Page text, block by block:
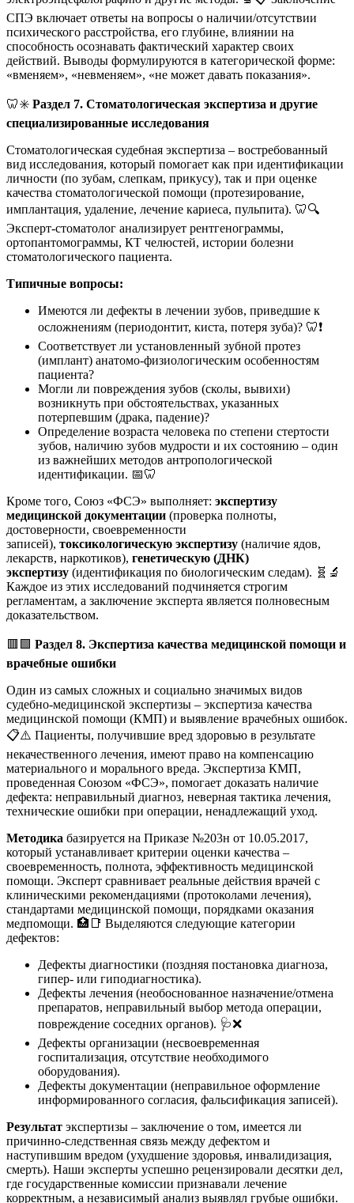
СПЭ включает ответы на вопросы о наличии/отсутствии
психического расстройства, его глубине, влиянии на
способность осознавать фактический характер своих
действий. Выводы формулируются в категорической форме:
«вменяем», «невменяем», «не может давать показания».
🦷✳️ Раздел 7. Стоматологическая экспертиза и другие
специализированные исследования
Стоматологическая судебная экспертиза – востребованный
вид исследования, который помогает как при идентификации
личности (по зубам, слепкам, прикусу), так и при оценке
качества стоматологической помощи (протезирование,
имплантация, удаление, лечение кариеса, пульпита). 🦷🔍
Эксперт-стоматолог анализирует рентгенограммы,
ортопантомограммы, КТ челюстей, истории болезни
стоматологического пациента.
Типичные вопросы:
Имеются ли дефекты в лечении зубов, приведшие к
осложнениям (периодонтит, киста, потеря зуба)? 🦷❗
Соответствует ли установленный зубной протез
(имплант) анатомо-физиологическим особенностям
пациента?
Могли ли повреждения зубов (сколы, вывихи)
возникнуть при обстоятельствах, указанных
потерпевшим (драка, падение)?
Определение возраста человека по степени стертости
зубов, наличию зубов мудрости и их состоянию – один
из важнейших методов антропологической
идентификации. 📅🦷
Кроме того, Союз «ФСЭ» выполняет: экспертизу
медицинской документации (проверка полноты,
достоверности, своевременности
записей), токсикологическую экспертизу (наличие ядов,
лекарств, наркотиков), генетическую (ДНК)
экспертизу (идентификация по биологическим следам). 🧬🔬
Каждое из этих исследований подчиняется строгим
регламентам, а заключение эксперта является полновесным
доказательством.
🟥🟩 Раздел 8. Экспертиза качества медицинской помощи и
врачебные ошибки
Один из самых сложных и социально значимых видов
судебно-медицинской экспертизы – экспертиза качества
медицинской помощи (КМП) и выявление врачебных ошибок.
📋⚠️ Пациенты, получившие вред здоровью в результате
некачественного лечения, имеют право на компенсацию
материального и морального вреда. Экспертиза КМП,
проведенная Союзом «ФСЭ», помогает доказать наличие
дефекта: неправильный диагноз, неверная тактика лечения,
технические ошибки при операции, ненадлежащий уход.
Методика базируется на Приказе №203н от 10.05.2017,
который устанавливает критерии оценки качества –
своевременность, полнота, эффективность медицинской
помощи. Эксперт сравнивает реальные действия врачей с
клиническими рекомендациями (протоколами лечения),
стандартами медицинской помощи, порядками оказания
медпомощи. 🏥📑 Выделяются следующие категории
дефектов:
Дефекты диагностики (поздняя постановка диагноза,
гипер- или гиподиагностика).
Дефекты лечения (необоснованное назначение/отмена
препаратов, неправильный выбор метода операции,
повреждение соседних органов). 🩺❌
Дефекты организации (несвоевременная
госпитализация, отсутствие необходимого
оборудования).
Дефекты документации (неправильное оформление
информированного согласия, фальсификация записей).
Результат экспертизы – заключение о том, имеется ли
причинно-следственная связь между дефектом и
наступившим вредом (ухудшение здоровья, инвалидизация,
смерть). Наши эксперты успешно рецензировали десятки дел,
где государственные комиссии признавали лечение
корректным, а независимый анализ выявлял грубые ошибки.